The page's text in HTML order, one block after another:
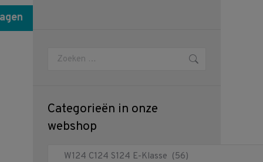
Zoeken:
Categorieën in onze
webshop